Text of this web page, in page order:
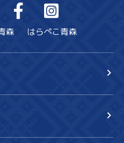
森 はらぺこ青森